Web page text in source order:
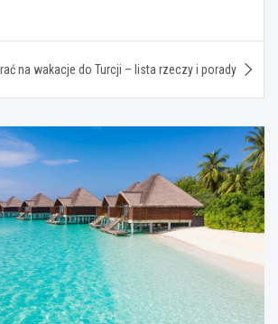
na wakacje do Turcji – lista rzeczy i porady